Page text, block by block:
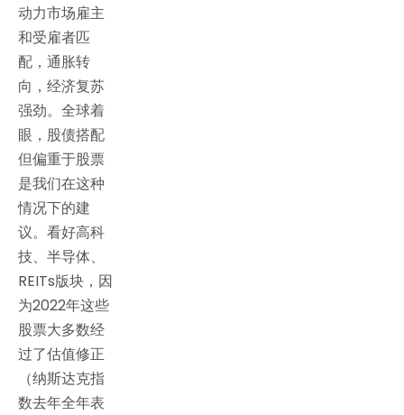
动力市场雇主
和受雇者匹
配，通胀转
向，经济复苏
强劲。全球着
眼，股债搭配
但偏重于股票
是我们在这种
情况下的建
议。看好高科
技、半导体、
REITs版块，因
为2022年这些
股票大多数经
过了估值修正
（纳斯达克指
数去年全年表